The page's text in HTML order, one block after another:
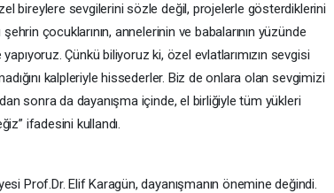
bireylere sevgilerini sözle değil, projelerle gösterdiklerini
çocuklarının, annelerinin ve babalarının yüzünde
Çünkü biliyoruz ki, özel evlatlarımızın sevgisi
kalpleriyle hissederler. Biz de onlara olan sevgimizi
sonra da dayanışma içinde, el birliğiyle tüm yükleri
ifadesini kullandı.
Prof.Dr. Elif Karagün, dayanışmanın önemine değindi.